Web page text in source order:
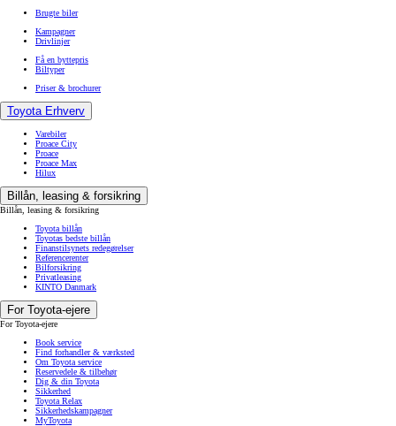
Brugte biler
Kampagner
Drivlinjer
Få en byttepris
Biltyper
Priser & brochurer
Toyota Erhverv
Varebiler
Proace City
Proace
Proace Max
Hilux
Billån, leasing & forsikring
Billån, leasing & forsikring
Toyota billån
Toyotas bedste billån
Finanstilsynets redegørelser
Referencerenter
Bilforsikring
Privatleasing
KINTO Danmark
For Toyota-ejere
For Toyota-ejere
Book service
Find forhandler & værksted
Om Toyota service
Reservedele & tilbehør
Dig & din Toyota
Sikkerhed
Toyota Relax
Sikkerhedskampagner
MyToyota